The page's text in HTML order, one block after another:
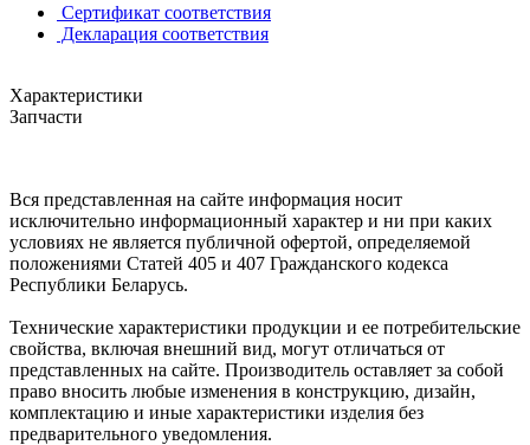
Сертификат соответствия
Декларация соответствия
Характеристики
Запчасти
Вся представленная на сайте информация носит
исключительно информационный характер и ни при каких
условиях не является публичной офертой, определяемой
положениями Статей 405 и 407 Гражданского кодекса
Республики Беларусь.
Технические характеристики продукции и ее потребительские
свойства, включая внешний вид, могут отличаться от
представленных на сайте. Производитель оставляет за собой
право вносить любые изменения в конструкцию, дизайн,
комплектацию и иные характеристики изделия без
предварительного уведомления.